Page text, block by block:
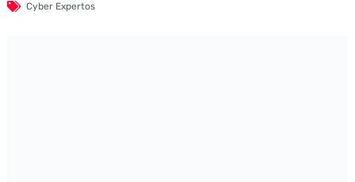
Cyber Expertos